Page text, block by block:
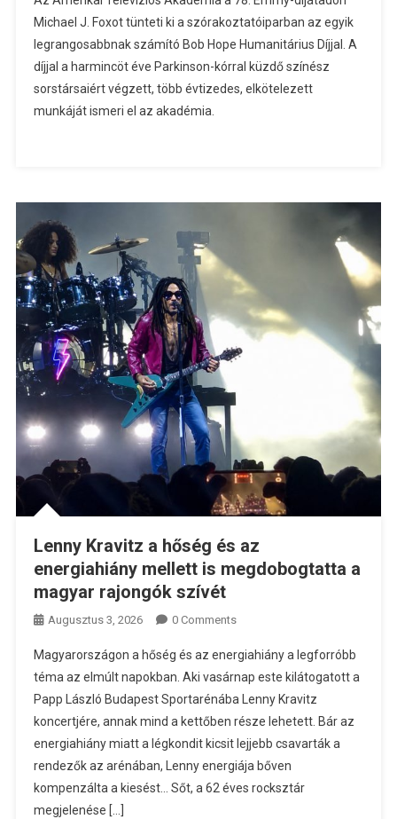
Michael J. Foxot tünteti ki a szórakoztatóiparban az egyik
legrangosabbnak számító Bob Hope Humanitárius Díjjal. A
díjjal a harmincöt éve Parkinson-kórral küzdő színész
sorstársaiért végzett, több évtizedes, elkötelezett
munkáját ismeri el az akadémia.
Lenny Kravitz a hőség és az
energiahiány mellett is megdobogtatta a
magyar rajongók szívét
Augusztus 3, 2026 0 Comments
Magyarországon a hőség és az energiahiány a legforróbb
téma az elmúlt napokban. Aki vasárnap este kilátogatott a
Papp László Budapest Sportarénába Lenny Kravitz
koncertjére, annak mind a kettőben része lehetett. Bár az
energiahiány miatt a légkondit kicsit lejjebb csavarták a
rendezők az arénában, Lenny energiája bőven
kompenzálta a kiesést… Sőt, a 62 éves rocksztár
megjelenése […]